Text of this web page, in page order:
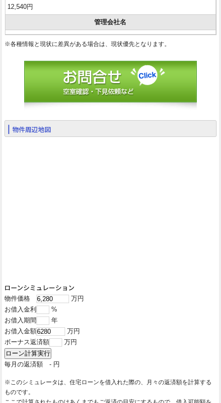
12,540円
管理会社名
※各種情報と現状に差異がある場合は、現状優先となります。
物件周辺地図
ローンシミュレーション
物件価格
万円
お借入金利
%
お借入期間
年
お借入金額
万円
ボーナス返済額
万円
毎月の返済額- 円
※このシミュレータは、住宅ローンを借入れた際の、月々の返済額を計算する
ものです。